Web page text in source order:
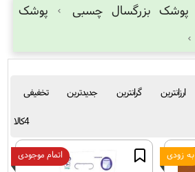
پوشک بزرگسال چسبی
پوشک
ارزانترین گرانترین جدیدترین تخفیفی
4کالا
به زودی اتمام موجودی